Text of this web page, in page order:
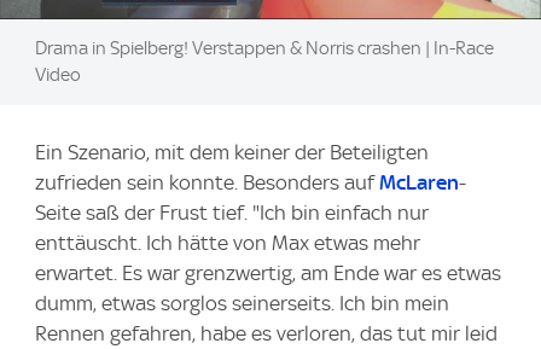
Drama in Spielberg! Verstappen & Norris crashen | In-Race
Video
Ein Szenario, mit dem keiner der Beteiligten
zufrieden sein konnte. Besonders aufMcLaren-
Seite saß der Frust tief. "Ich bin einfach nur
enttäuscht. Ich hätte von Max etwas mehr
erwartet. Es war grenzwertig, am Ende war es etwas
dumm, etwas sorglos seinerseits. Ich bin mein
Rennen gefahren, habe es verloren, das tut mir leid